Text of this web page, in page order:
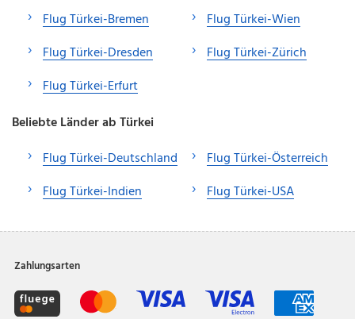
Flug Türkei-Bremen
Flug Türkei-Dresden
Flug Türkei-Erfurt
Flug Türkei-Wien
Flug Türkei-Zürich
Beliebte Länder ab Türkei
Flug Türkei-Deutschland
Flug Türkei-Indien
Flug Türkei-Österreich
Flug Türkei-USA